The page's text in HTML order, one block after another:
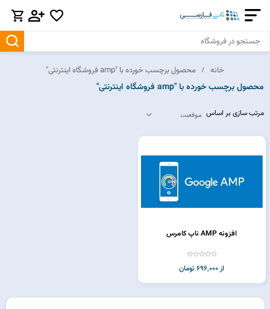
خانه محصول برچسب خورده با "amp فروشگاه اینترنتی"
محصول برچسب خورده با "amp فروشگاه اینترنتی"
مرتب سازی بر اساس
افزونه AMP ناپ کامرس
از 696,000 تومان